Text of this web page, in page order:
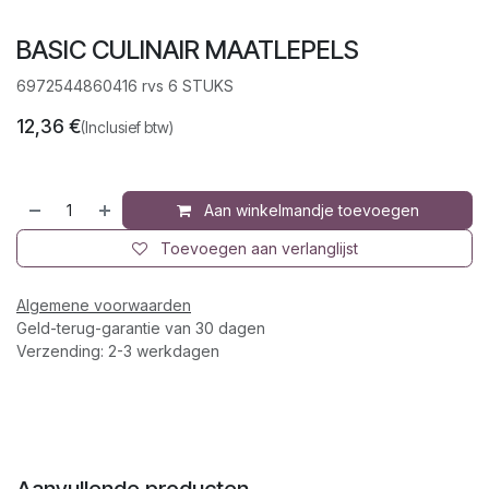
BASIC CULINAIR MAATLEPELS
6972544860416 rvs 6 STUKS
12,36 €(Inclusief btw)
Aan winkelmandje toevoegen
Toevoegen aan verlanglijst
Algemene voorwaarden
Geld-terug-garantie van 30 dagen
Verzending: 2-3 werkdagen